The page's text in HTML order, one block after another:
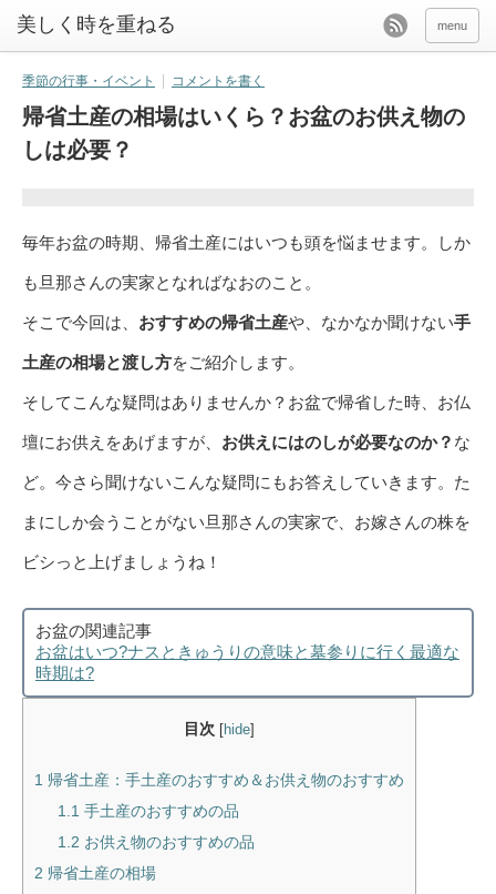
美しく時を重ねる menu
季節の行事・イベント コメントを書く
帰省土産の相場はいくら？お盆のお供え物の
しは必要？
毎年お盆の時期、帰省土産にはいつも頭を悩ませます。しか
も旦那さんの実家となればなおのこと。
そこで今回は、 おすすめの帰省土産や、なかなか聞けない手
土産の相場と渡し方をご紹介します。
そしてこんな疑問はありませんか？お盆で帰省した時、お仏
壇にお供えをあげますが、 お供えにはのしが必要なのか？ な
ど。今さら聞けないこんな疑問にもお答えしていきます。た
まにしか会うことがない旦那さんの実家で、お嫁さんの株を
ビシっと上げましょうね！
お盆の関連記事
お盆はいつ?ナスときゅうりの意味と墓参りに行く最適な
時期は?
目次 [hide]
1 帰省土産：手土産のおすすめ＆お供え物のおすすめ
1.1 手土産のおすすめの品
1.2 お供え物のおすすめの品
2 帰省土産の相場